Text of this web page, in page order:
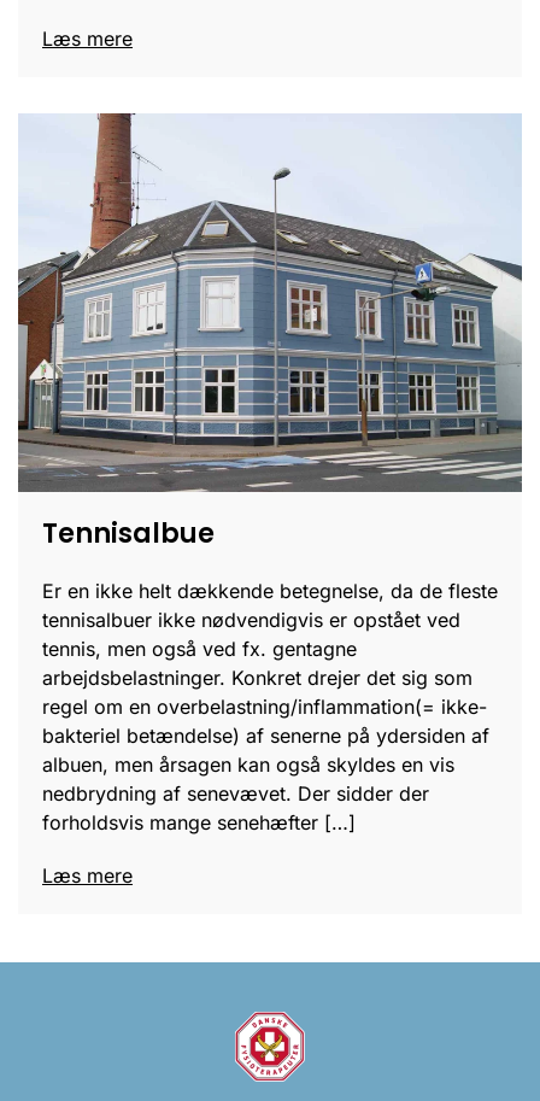
Læs mere
Tennisalbue
Er en ikke helt dækkende betegnelse, da de fleste
tennisalbuer ikke nødvendigvis er opstået ved
tennis, men også ved fx. gentagne
arbejdsbelastninger. Konkret drejer det sig som
regel om en overbelastning/inflammation(= ikke-
bakteriel betændelse) af senerne på ydersiden af
albuen, men årsagen kan også skyldes en vis
nedbrydning af senevævet. Der sidder der
forholdsvis mange senehæfter […]
Læs mere